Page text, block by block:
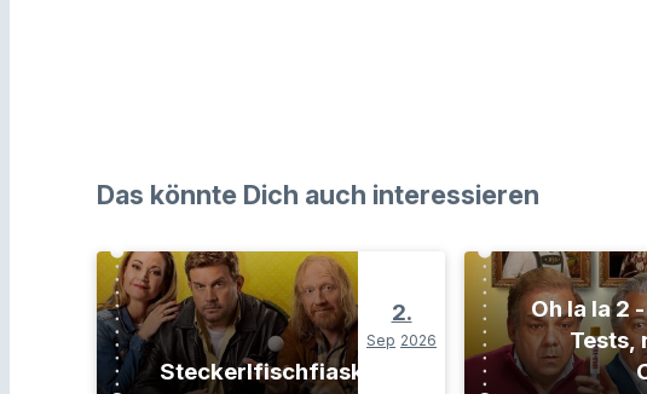
Das könnte Dich auch interessieren
Steckerlfischfiasko
2.
Sep 2026
Oh la la 2
Tests,